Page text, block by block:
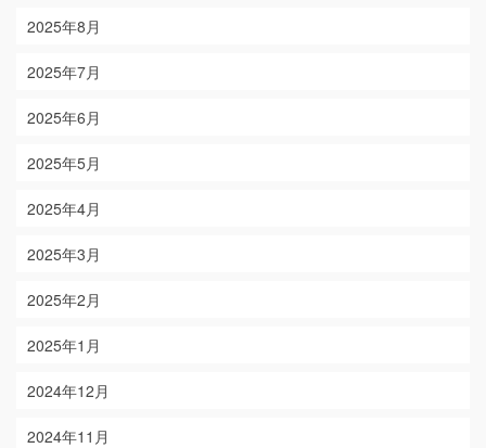
2025年8月
2025年7月
2025年6月
2025年5月
2025年4月
2025年3月
2025年2月
2025年1月
2024年12月
2024年11月